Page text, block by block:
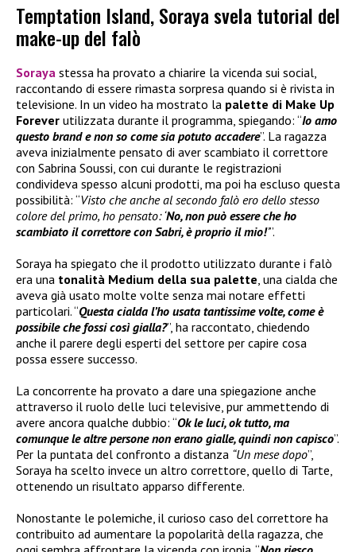
Temptation Island, Soraya svela tutorial del
make-up del falò
Soraya stessa ha provato a chiarire la vicenda sui social,
raccontando di essere rimasta sorpresa quando si è rivista in
televisione. In un video ha mostrato la palette di Make Up
Forever utilizzata durante il programma, spiegando: “Io amo
questo brand e non so come sia potuto accadere”. La ragazza
aveva inizialmente pensato di aver scambiato il correttore
con Sabrina Soussi, con cui durante le registrazioni
condivideva spesso alcuni prodotti, ma poi ha escluso questa
possibilità: “Visto che anche al secondo falò ero dello stesso
colore del primo, ho pensato: ‘No, non può essere che ho
scambiato il correttore con Sabri, è proprio il mio!’”.
Soraya ha spiegato che il prodotto utilizzato durante i falò
era una tonalità Medium della sua palette, una cialda che
aveva già usato molte volte senza mai notare effetti
particolari. “Questa cialda l’ho usata tantissime volte, come è
possibile che fossi così gialla?”, ha raccontato, chiedendo
anche il parere degli esperti del settore per capire cosa
possa essere successo.
La concorrente ha provato a dare una spiegazione anche
attraverso il ruolo delle luci televisive, pur ammettendo di
avere ancora qualche dubbio: “Ok le luci, ok tutto, ma
comunque le altre persone non erano gialle, quindi non capisco”.
Per la puntata del confronto a distanza “Un mese dopo”,
Soraya ha scelto invece un altro correttore, quello di Tarte,
ottenendo un risultato apparso differente.
Nonostante le polemiche, il curioso caso del correttore ha
contribuito ad aumentare la popolarità della ragazza, che